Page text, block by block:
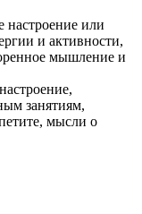
или
и активности,
мышление и
занятиям,
мысли о